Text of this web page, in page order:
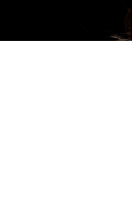
une prise en charge partielle ou totale,